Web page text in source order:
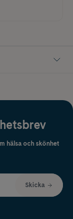
hälsa och skönhet
Skicka